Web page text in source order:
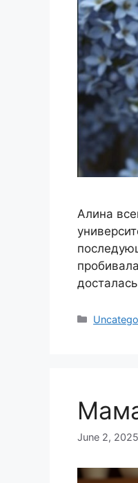
Алина
June 2, 2025